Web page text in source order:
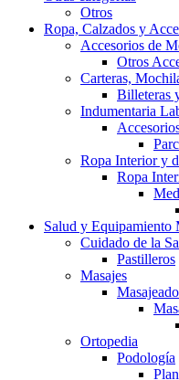
Otros
Ropa, Calzados y
Accesorios de
Otros
Carteras,
Billeteras
Indumentaria
Ropa Interior y
Ropa
Salud y Equipamiento
Cuidado de la
Pastilleros
Masajes
Ortopedia
Podología